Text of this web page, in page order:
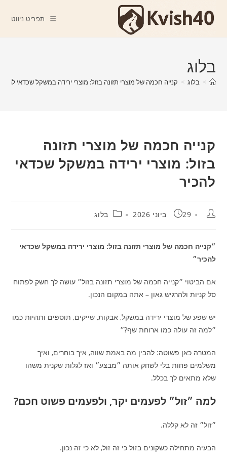
תפריט ניווט
בלוג
> בלוג > קנייה חכמה של מוצרי תזונה בזול: מוצרי ירידה במשקל שכדאי
קנייה חכמה של מוצרי תזונה
בזול: מוצרי ירידה במשקל שכדאי
להכיר
מחבר: פורסם:
29 ביוני 2026 קטגוריה:
בלוג
״קנייה חכמה של מוצרי תזונה בזול: מוצרי ירידה במשקל שכדאי
להכיר״
אם הביטוי ״קנייה חכמה של מוצרי תזונה בזול״ עושה לך חשק לפתוח
סל קניות ולהרגיש גאון – אתה במקום הנכון.
יש שפע של מוצרי ירידה במשקל, אבקות, שייקים, תוספים ותהיות כמו
״למה זה עולה כמו ארוחת שף?״
המטרה כאן פשוטה: להבין מה באמת שווה, איך בוחרים, ואיך
משלמים פחות בלי לשחק אותה ״מבצע״ ואז לגלות שקנית משהו
שלא מתאים לך בכלל.
למה ״זול״ לפעמים יקר, ולפעמים פשוט חכם?
״זול״ זה לא קללה.
הבעיה מתחילה כשקונים בזול כי זה זול, לא כי זה נכון.